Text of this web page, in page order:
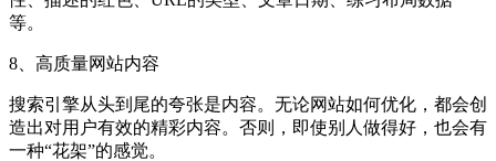
等。
8、高质量网站内容
搜索引擎从头到尾的夸张是内容。无论网站如何优化，都会创
造出对用户有效的精彩内容。否则，即使别人做得好，也会有
一种“花架”的感觉。